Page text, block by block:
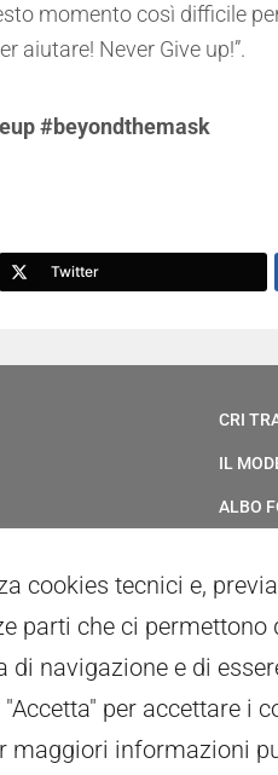
momento così difficile
aiutare! Never Give up!”.
#beyondthemask
Twitter
CRI
IL
ALBO
RED
cookies tecnici e,
parti che ci
di navigazione e di
per accettare i
maggiori informazioni